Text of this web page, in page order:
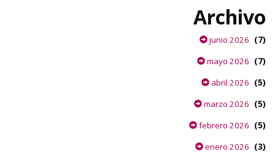
Archivo
junio 2026 (7)
mayo 2026 (7)
abril 2026 (5)
marzo 2026 (5)
febrero 2026 (5)
enero 2026 (3)